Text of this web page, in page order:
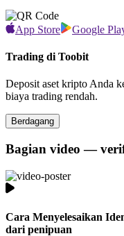
App Store Google
Trading di Toobit
Deposit aset kripto Anda
biaya trading rendah.
Berdagang
Bagian video —
Cara Menyelesaikan
dari penipuan